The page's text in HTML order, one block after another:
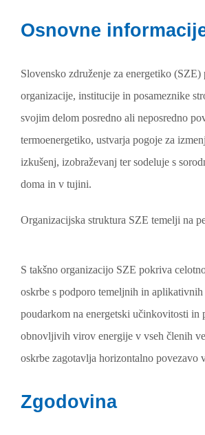
Osnovne
Slovensko združenje za energetiko (SZE)
organizacije, institucije in posameznike
svojim delom posredno ali neposredno
termoenergetiko, ustvarja pogoje za
izkušenj, izobraževanj ter sodeluje s
doma in v tujini.
Organizacijska struktura SZE temelji na
S takšno organizacijo SZE pokriva
oskrbe s podporo temeljnih in aplikativnih
poudarkom na energetski učinkovitosti in
obnovljivih virov energije v vseh členih
oskrbe zagotavlja horizontalno povezavo
Zgodovina